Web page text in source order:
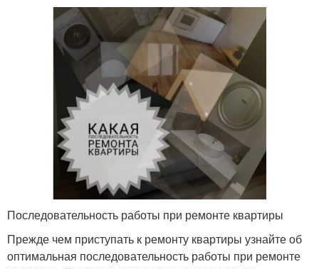
Последовательность работы при ремонте квартиры
Прежде чем приступать к ремонту квартиры узнайте об
оптимальная последовательность работы при ремонте